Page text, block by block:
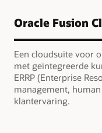
Oracle Fusion
Een cloudsuite voor
met geïntegreerde
ERRP (Enterprise
management,
klantervaring.